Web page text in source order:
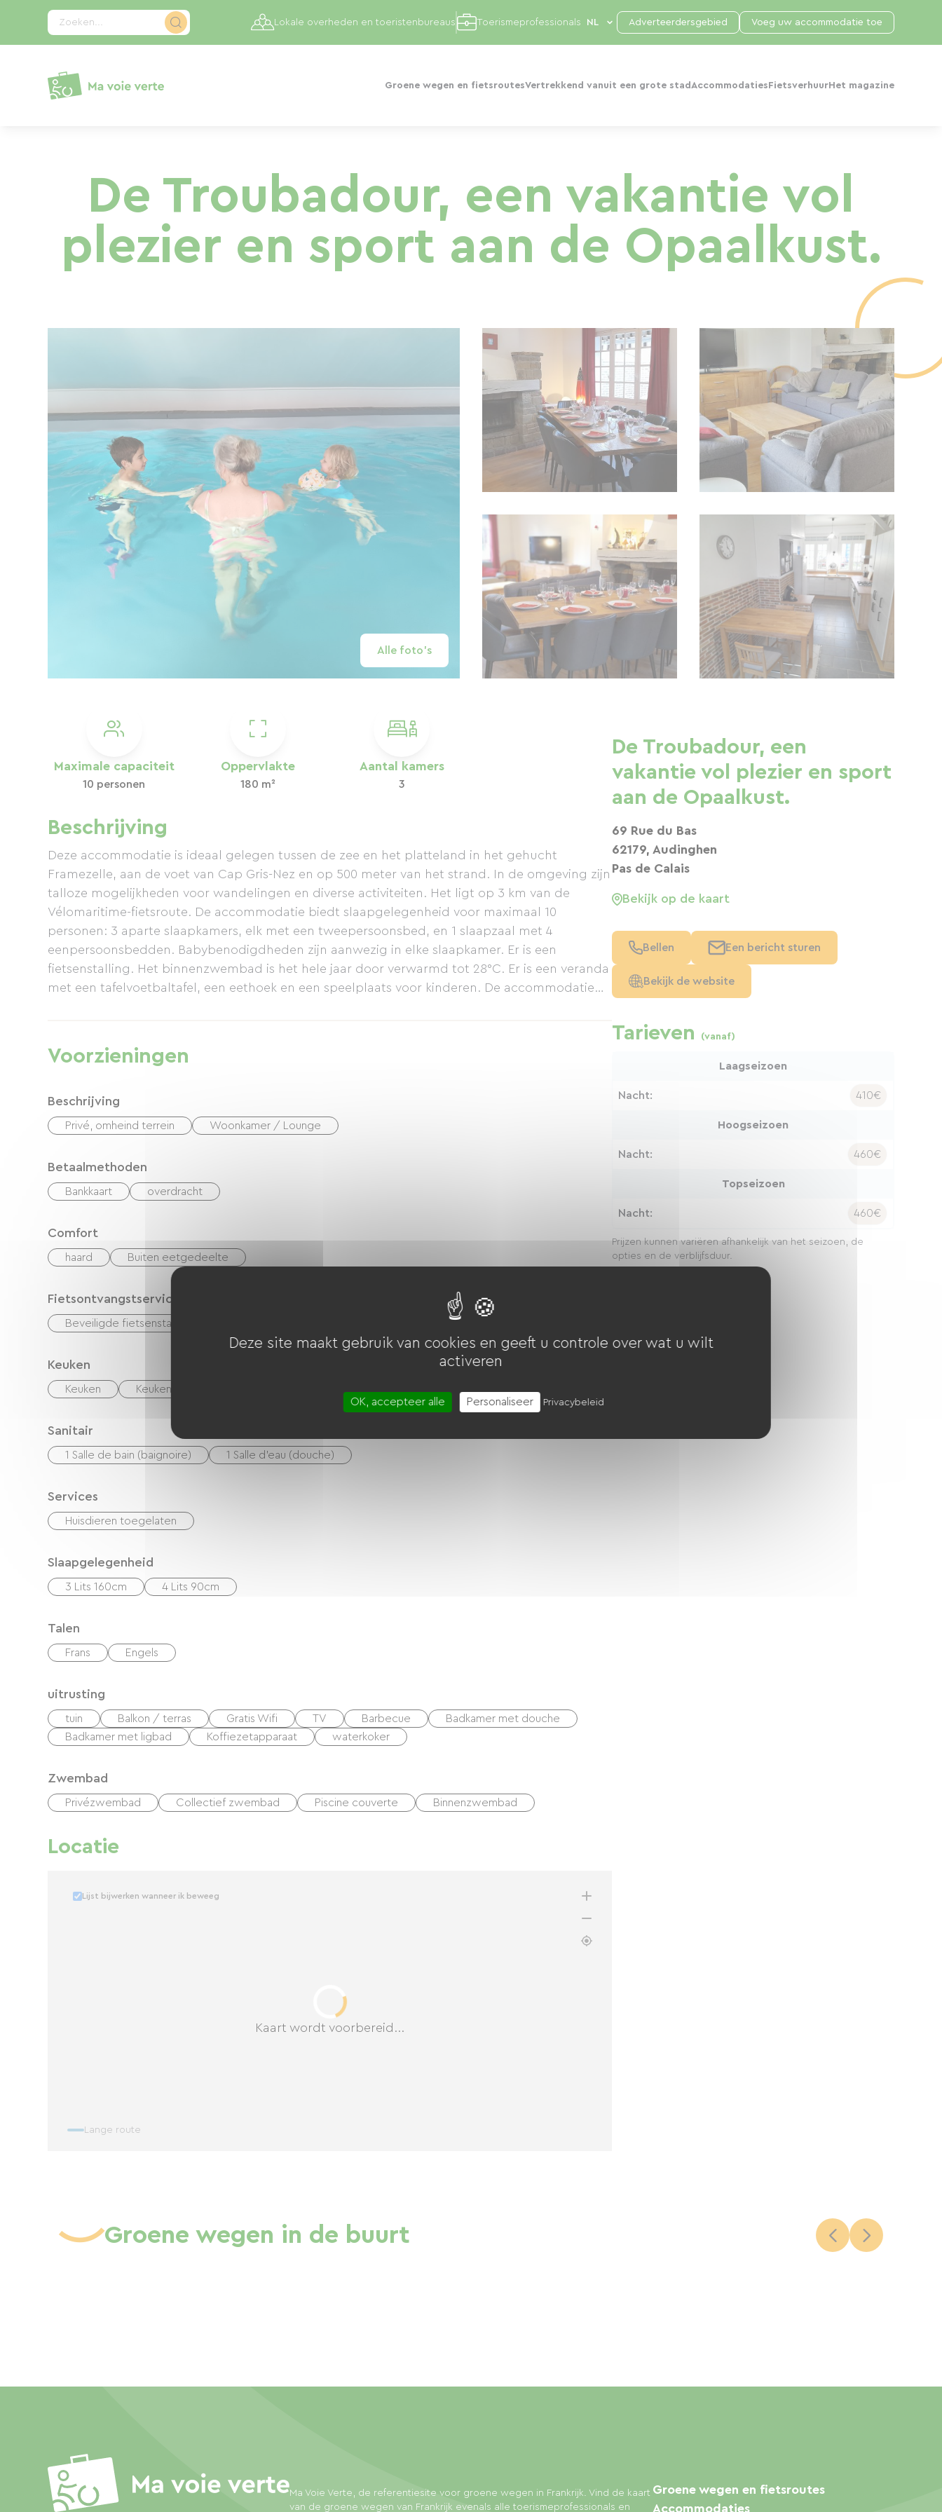
Zoeken...
Groene wegen en fietsroutesVertrekkend vanuit een grote stad Accommodaties Fietsverhuur Het magazine
Lokale overheden en toeristenbureaus Toerismeprofessionals Adverteerdersgebied Voeg uw accommodatie toe
De Troubadour, een vakantie vol
plezier en sport aan de Opaalkust.
Alle foto's
Maximale capaciteit
10 personen
Oppervlakte
180 m²
Aantal kamers
3
Beschrijving
Deze accommodatie is ideaal gelegen tussen de zee en het platteland in het gehucht
Framezelle, aan de voet van Cap Gris-Nez en op 500 meter van het strand. In de omgeving zijn
talloze mogelijkheden voor wandelingen en diverse activiteiten. Het ligt op 3 km van de
Vélomaritime-fietsroute. De accommodatie biedt slaapgelegenheid voor maximaal 10
personen: 3 aparte slaapkamers, elk met een tweepersoonsbed, en 1 slaapzaal met 4
eenpersoonsbedden. Babybenodigdheden zijn aanwezig in elke slaapkamer. Er is een
fietsenstalling. Het binnenzwembad is het hele jaar door verwarmd tot 28°C. Er is een veranda
met een tafelvoetbaltafel, een eethoek en een speelplaats voor kinderen. De accommodatie
Voorzieningen
Beschrijving
Privé, omheind terrein Woonkamer / Lounge
Betaalmethoden
Bankkaart overdracht
Comfort
haard Buiten eetgedeelte
Fietsontvangstservice
Beveiligde fietsenstalling Elektrisch laadpunt (voor e-bike-accu's, gps-apparaten, enz.)
Keuken
Keuken Keukentje
Sanitair
1 Salle de bain (baignoire) 1 Salle d'eau (douche)
Services
Huisdieren toegelaten
Slaapgelegenheid
3 Lits 160cm 4 Lits 90cm
Talen
Frans Engels
uitrusting
tuin Balkon / terras Gratis Wifi TV Barbecue
Badkamer met douche
Badkamer met ligbad
Koffiezetapparaat waterkoker
Zwembad
Privézwembad Collectief zwembad Piscine couverte Binnenzwembad
Locatie
Kaart wordt voorbereid...
Lijst bijwerken wanneer ik beweeg
Lange route
De Troubadour, een
vakantie vol plezier en sport
aan de Opaalkust.
69 Rue du Bas
62179, Audinghen
Pas de Calais
Bekijk op de kaart
Bellen Een bericht sturen
Bekijk de website
Tarieven (vanaf)
Laagseizoen
Nacht: 410€
Hoogseizoen
Nacht: 460€
Topseizoen
Nacht: 460€
Prijzen kunnen variëren afhankelijk van het seizoen, de
opties en de verblijfsduur.
Groene wegen in de buurt
Ma Voie Verte, de referentiesite voor groene wegen in Frankrijk. Vind de kaart
van de groene wegen van Frankrijk evenals alle toerismeprofessionals en
Groene wegen en fietsroutes
Accommodaties
Cookies beheer paneel
Deze site maakt gebruik van cookies en geeft u controle over wat u wilt
activeren
OK, accepteer alle Personaliseer Privacybeleid